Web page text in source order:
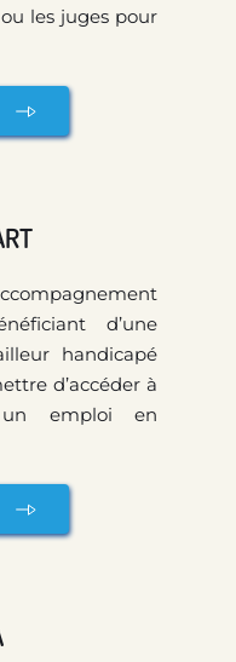
ou les juges pour
d’une
handicapé
d’accéder à
emploi en